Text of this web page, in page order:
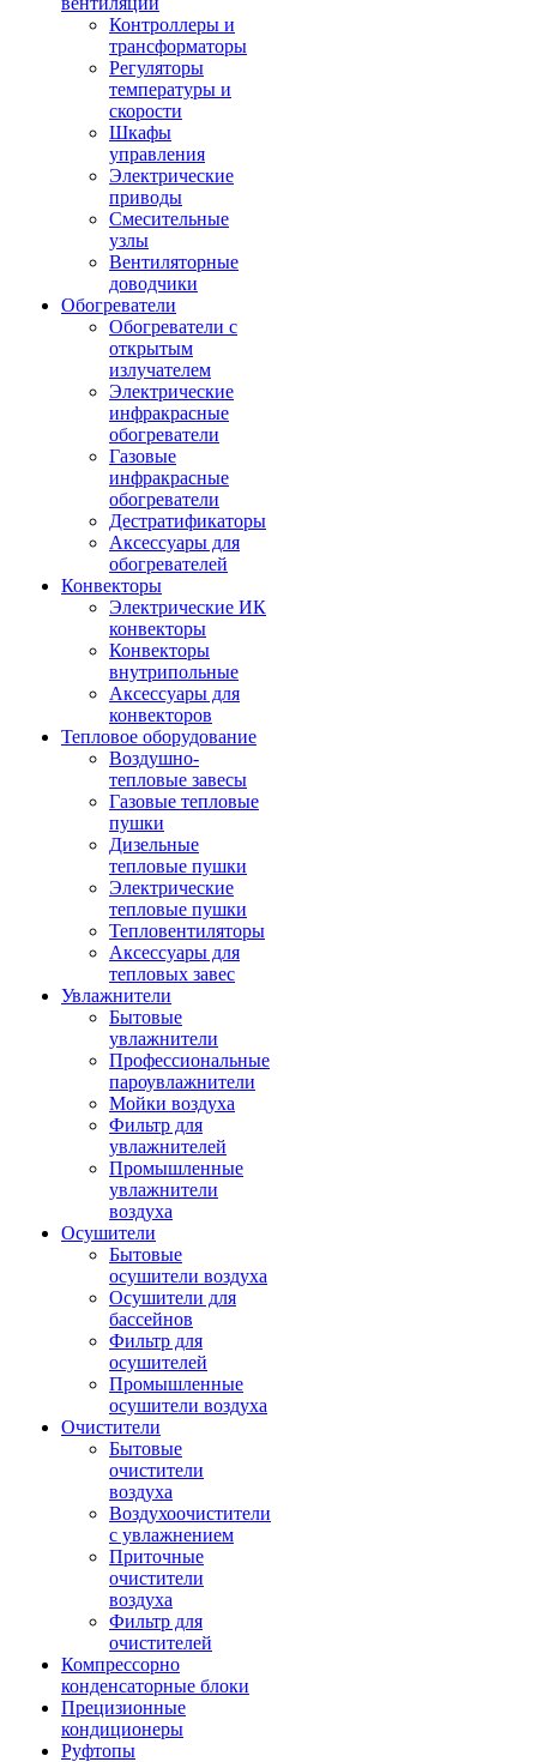
Контроллеры и
трансформаторы
Регуляторы
температуры и
скорости
Шкафы
управления
Электрические
приводы
Смесительные
узлы
Вентиляторные
доводчики
Обогреватели
Обогреватели с
открытым
излучателем
Электрические
инфракрасные
обогреватели
Газовые
инфракрасные
обогреватели
Дестратификаторы
Аксессуары для
обогревателей
Конвекторы
Электрические ИК
конвекторы
Конвекторы
внутрипольные
Аксессуары для
конвекторов
Тепловое оборудование
Воздушно-
тепловые завесы
Газовые тепловые
пушки
Дизельные
тепловые пушки
Электрические
тепловые пушки
Тепловентиляторы
Аксессуары для
тепловых завес
Увлажнители
Бытовые
увлажнители
Профессиональные
пароувлажнители
Мойки воздуха
Фильтр для
увлажнителей
Промышленные
увлажнители
воздуха
Осушители
Бытовые
осушители воздуха
Осушители для
бассейнов
Фильтр для
осушителей
Промышленные
осушители воздуха
Очистители
Бытовые
очистители
воздуха
Воздухоочистители
с увлажнением
Приточные
очистители
воздуха
Фильтр для
очистителей
Компрессорно
конденсаторные блоки
Прецизионные
кондиционеры
Руфтопы